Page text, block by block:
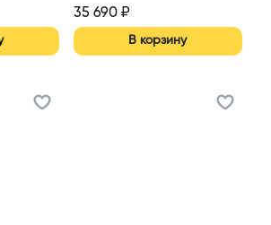
35 690₽
В корзину